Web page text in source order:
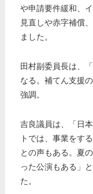
や申請要件緩和、
見直しや赤字補償
ました。
田村副委員長は、
なる。補てん支援
強調。
吉良議員は、「日
トでは、事業をす
との声もある。夏
った公演もある」
た。